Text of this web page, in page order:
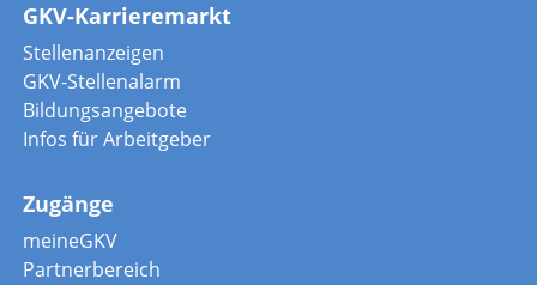
GKV-Karrieremarkt
Stellenanzeigen
GKV-Stellenalarm
Bildungsangebote
Infos für Arbeitgeber
Zugänge
meineGKV
Partnerbereich